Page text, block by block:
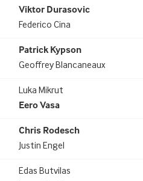
Viktor Durasovic
Federico Cina
Patrick Kypson
Geoffrey Blancaneaux
Luka Mikrut
Eero Vasa
Chris Rodesch
Justin Engel
Edas Butvilas